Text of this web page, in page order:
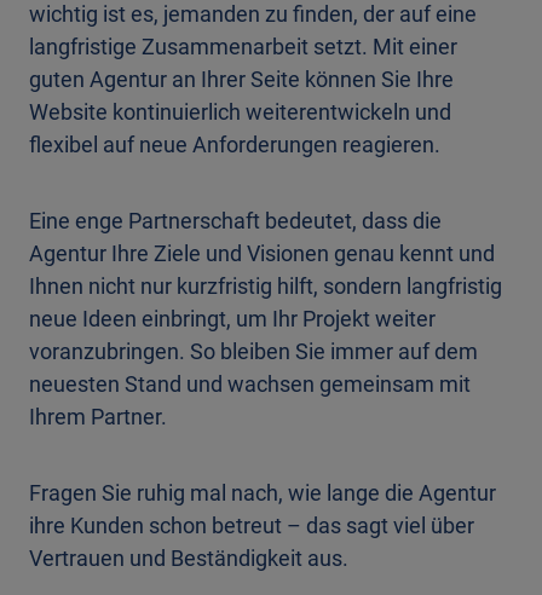
wichtig ist es, jemanden zu finden, der auf eine
langfristige Zusammenarbeit setzt. Mit einer
guten Agentur an Ihrer Seite können Sie Ihre
Website kontinuierlich weiterentwickeln und
flexibel auf neue Anforderungen reagieren.
Eine enge Partnerschaft bedeutet, dass die
Agentur Ihre Ziele und Visionen genau kennt und
Ihnen nicht nur kurzfristig hilft, sondern langfristig
neue Ideen einbringt, um Ihr Projekt weiter
voranzubringen. So bleiben Sie immer auf dem
neuesten Stand und wachsen gemeinsam mit
Ihrem Partner.
Fragen Sie ruhig mal nach, wie lange die Agentur
ihre Kunden schon betreut – das sagt viel über
Vertrauen und Beständigkeit aus.